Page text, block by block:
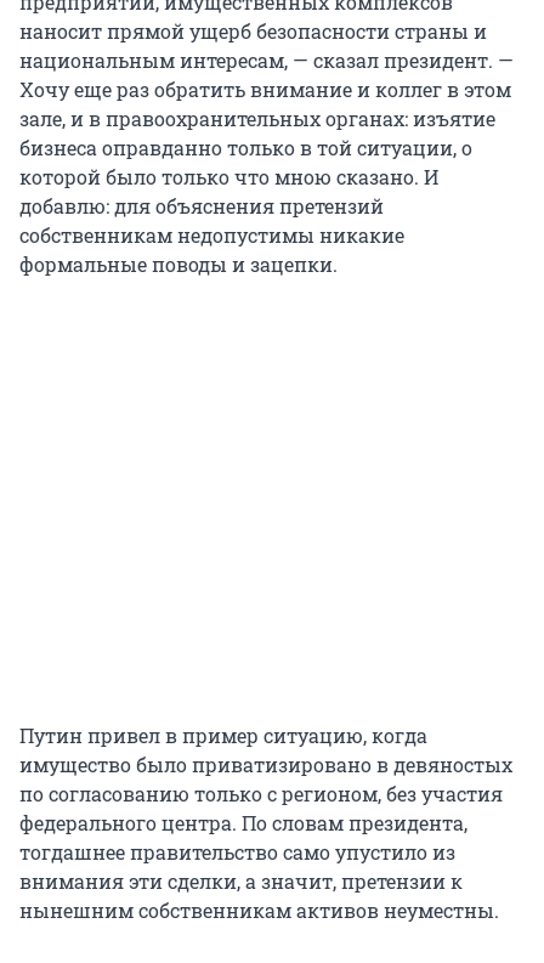
наносит прямой ущерб безопасности страны и
национальным интересам, — сказал президент. —
Хочу еще раз обратить внимание и коллег в этом
зале, и в правоохранительных органах: изъятие
бизнеса оправданно только в той ситуации, о
которой было только что мною сказано. И
добавлю: для объяснения претензий
собственникам недопустимы никакие
формальные поводы и зацепки.
Путин привел в пример ситуацию, когда
имущество было приватизировано в девяностых
по согласованию только с регионом, без участия
федерального центра. По словам президента,
тогдашнее правительство само упустило из
внимания эти сделки, а значит, претензии к
нынешним собственникам активов неуместны.